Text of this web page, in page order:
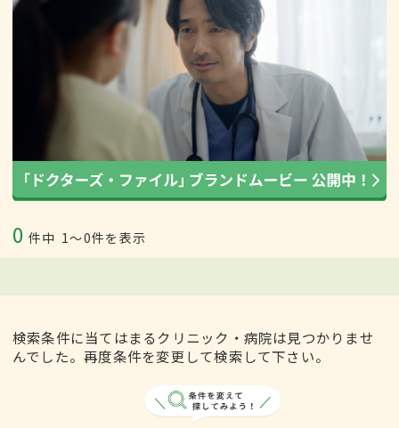
0 件中 1〜0件を表示
検索条件に当てはまるクリニック・病院は見つかりませ
んでした。再度条件を変更して検索して下さい。